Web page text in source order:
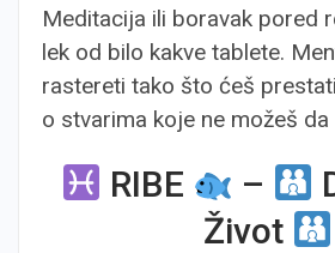
Meditacija ili boravak pored
lek od bilo kakve tablete.
rastereti tako što ćeš
o stvarima koje ne možeš
RIBE –
Život